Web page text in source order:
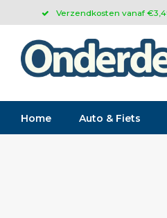
Verzendkosten vanaf
Home Auto & Fiets